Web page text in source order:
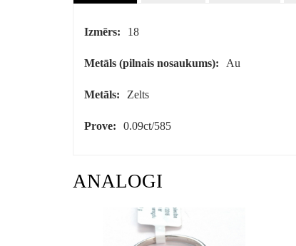
Izmērs: 18
Metāls (pilnais nosaukums): Au
Metāls: Zelts
Prove: 0.09ct/585
ANALOGI